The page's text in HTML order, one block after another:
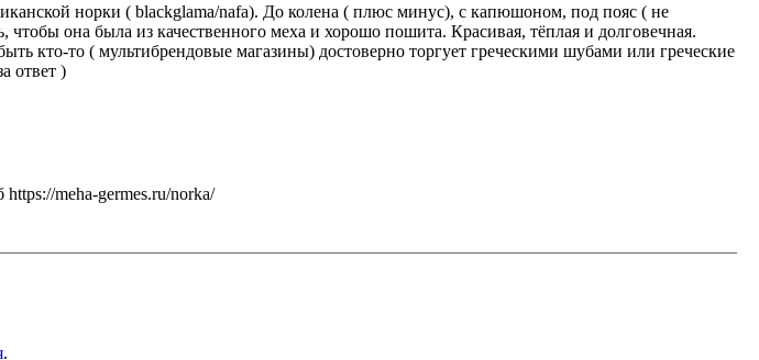
норки ( blackglama/nafa). До колена ( плюс минус), с капюшоном, под пояс ( не
она была из качественного меха и хорошо пошита. Красивая, тёплая и долговечная.
кто-то ( мультибрендовые магазины) достоверно торгует греческими шубами или греческие
ответ )
meha-germes.ru/norka/
.